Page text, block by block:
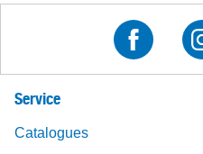
Service
Catalogues